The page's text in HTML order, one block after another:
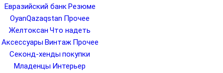
Евразийский банк Резюме
OyanQazaqstan Прочее
Желтоксан Что надеть
Аксессуары Винтаж Прочее
Секонд-хенды покупки
Младенцы Интерьер